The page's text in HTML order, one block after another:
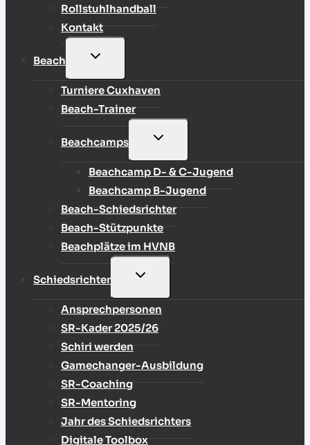
Rollstuhlhandball
Kontakt
Beach
UNTERMENÜ
Turniere Cuxhaven
Beach-Trainer
Beachcamps
UNTERMENÜ
Beachcamp D- & C-Jugend
Beachcamp B-Jugend
Beach-Schiedsrichter
Beach-Stützpunkte
Beachplätze im HVNB
Schiedsrichter
UNTERMENÜ
Ansprechpersonen
SR-Kader 2025/26
Schiri werden
Gamechanger-Ausbildung
SR-Coaching
SR-Mentoring
Jahr des Schiedsrichters
Digitale Toolbox